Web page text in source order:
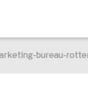
bureau-